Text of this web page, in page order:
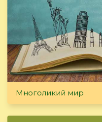
Многоликий мир